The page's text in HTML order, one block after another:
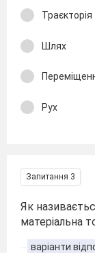
Траєкторія
Шлях
Рух
Запитання 3
Як
матеріальна
варіанти